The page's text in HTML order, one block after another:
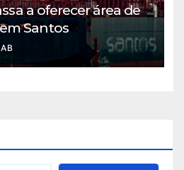
a oferecer área de
Santos